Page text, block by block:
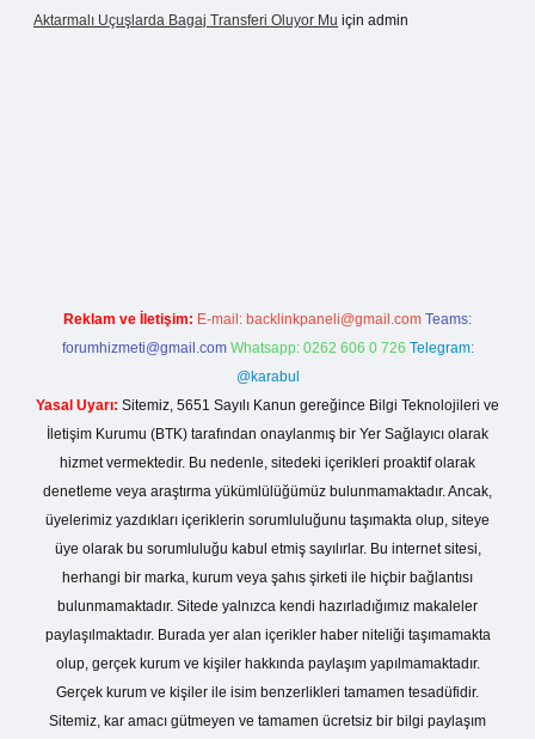
Aktarmalı Uçuşlarda Bagaj Transferi Oluyor Mu için admin
Reklam ve İletişim: E-mail: backlinkpaneli@gmail.com Teams:
forumhizmeti@gmail.com Whatsapp: 0262 606 0 726 Telegram:
@karabul
Yasal Uyarı: Sitemiz, 5651 Sayılı Kanun gereğince Bilgi Teknolojileri ve
İletişim Kurumu (BTK) tarafından onaylanmış bir Yer Sağlayıcı olarak
hizmet vermektedir. Bu nedenle, sitedeki içerikleri proaktif olarak
denetleme veya araştırma yükümlülüğümüz bulunmamaktadır. Ancak,
üyelerimiz yazdıkları içeriklerin sorumluluğunu taşımakta olup, siteye
üye olarak bu sorumluluğu kabul etmiş sayılırlar. Bu internet sitesi,
herhangi bir marka, kurum veya şahıs şirketi ile hiçbir bağlantısı
bulunmamaktadır. Sitede yalnızca kendi hazırladığımız makaleler
paylaşılmaktadır. Burada yer alan içerikler haber niteliği taşımamakta
olup, gerçek kurum ve kişiler hakkında paylaşım yapılmamaktadır.
Gerçek kurum ve kişiler ile isim benzerlikleri tamamen tesadüfidir.
Sitemiz, kar amacı gütmeyen ve tamamen ücretsiz bir bilgi paylaşım